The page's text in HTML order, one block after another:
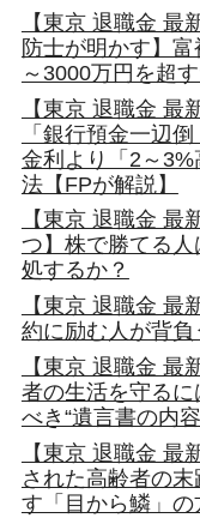
【東京 退職金 最
防士が明かす】
～3000万円を超
【東京 退職金 最
「銀行預金一辺
金利より「2～
法【FPが解説】
【東京 退職金 最
つ】株で勝てる
処するか？
【東京 退職金 最
約に励む人が背負
【東京 退職金 最
者の生活を守るに
べき“遺言書の内
【東京 退職金 最
された高齢者の
す「目から鱗」の